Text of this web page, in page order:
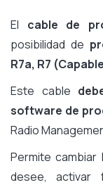
El cable de
posibilidad de
R7a, R7
Este cable
software de
Radio
Permite
desee, activar